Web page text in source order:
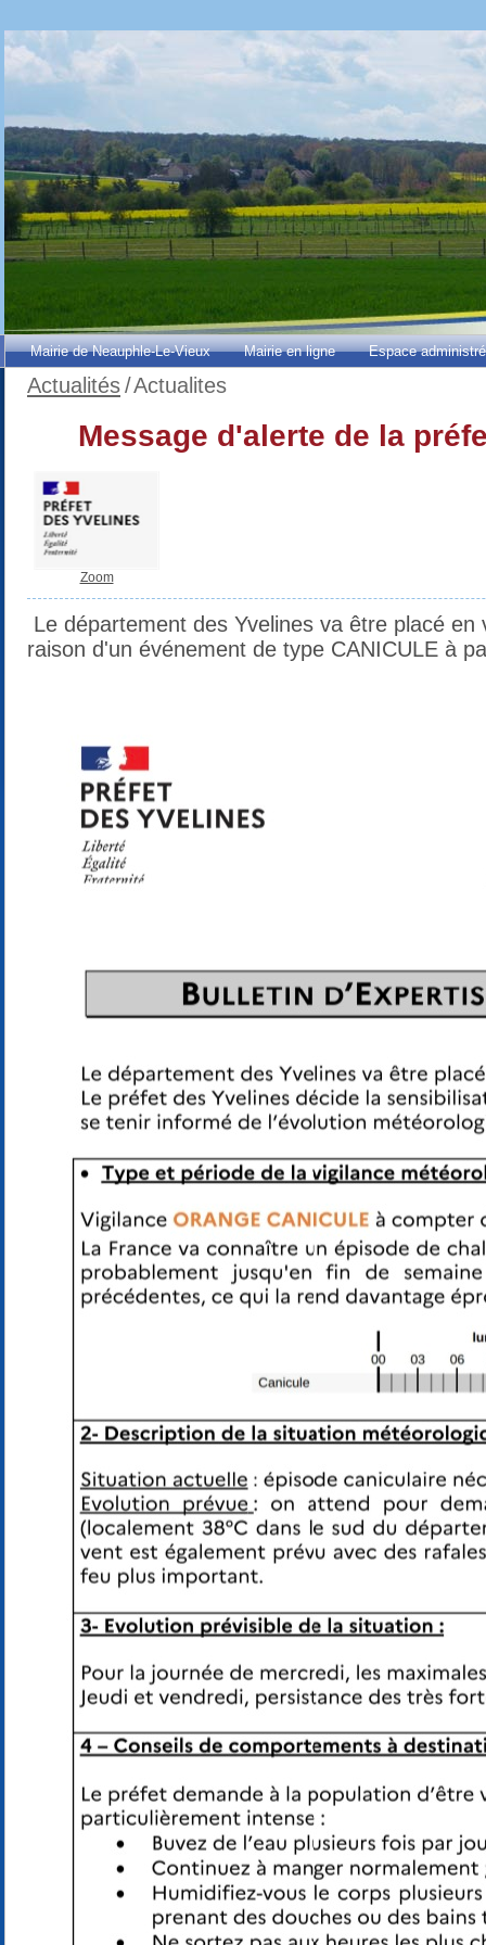
Mairie de Neauphle-Le-Vieux Mairie en ligne Espace
Actualités/Actualites
Message d'alerte de la
Zoom
Le département des Yvelines va être placé en
raison d'un événement de type CANICULE à